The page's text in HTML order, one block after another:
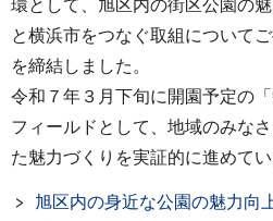
環として、旭区内の街区公園の
と横浜市をつなぐ取組について
を締結しました。
令和７年３月下旬に開園予定の
フィールドとして、地域のみな
た魅力づくりを実証的に進めてい
旭区内の身近な公園の魅力向